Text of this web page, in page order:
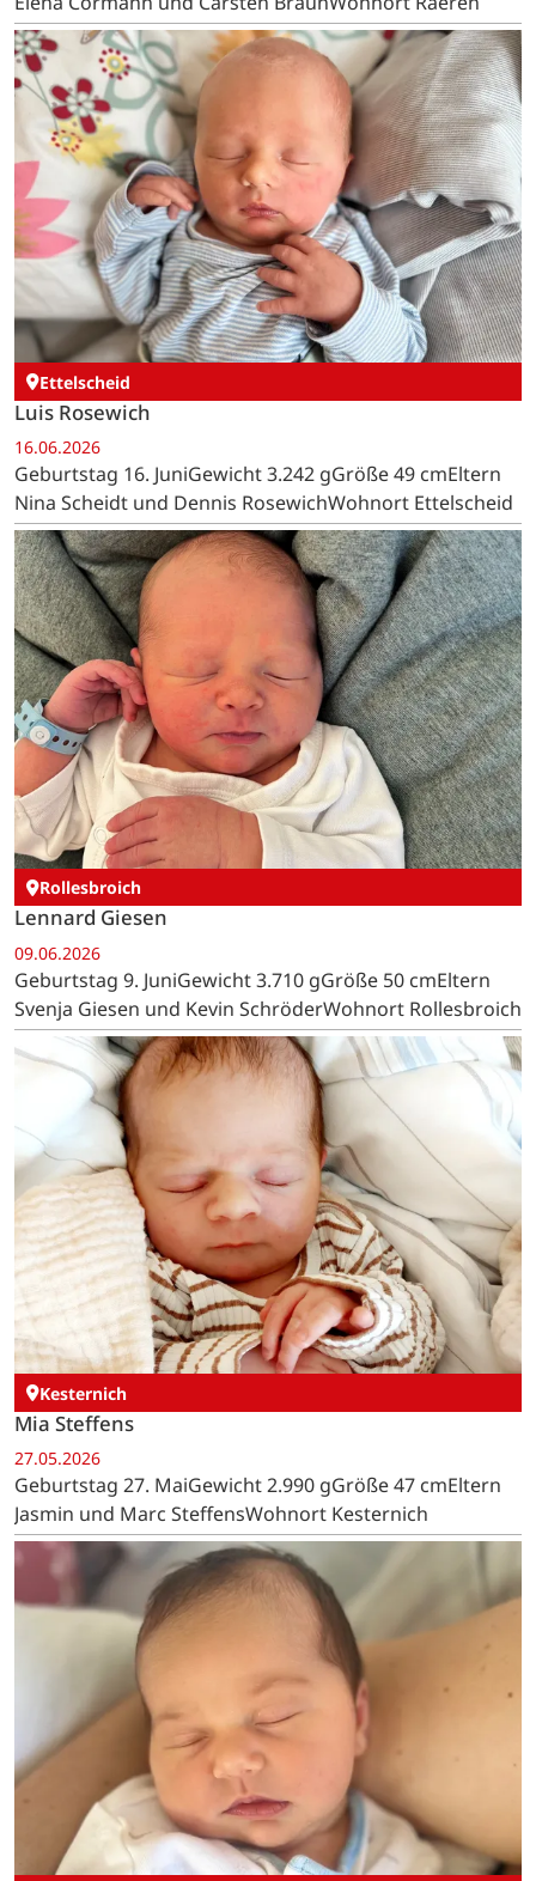
Ettelscheid
Luis Rosewich
16.06.2026
Geburtstag 16. JuniGewicht 3.242 gGröße 49 cmEltern
Nina Scheidt und Dennis RosewichWohnort Ettelscheid
Rollesbroich
Lennard Giesen
09.06.2026
Geburtstag 9. JuniGewicht 3.710 gGröße 50 cmEltern
Svenja Giesen und Kevin SchröderWohnort Rollesbroich
Kesternich
Mia Steffens
27.05.2026
Geburtstag 27. MaiGewicht 2.990 gGröße 47 cmEltern
Jasmin und Marc SteffensWohnort Kesternich